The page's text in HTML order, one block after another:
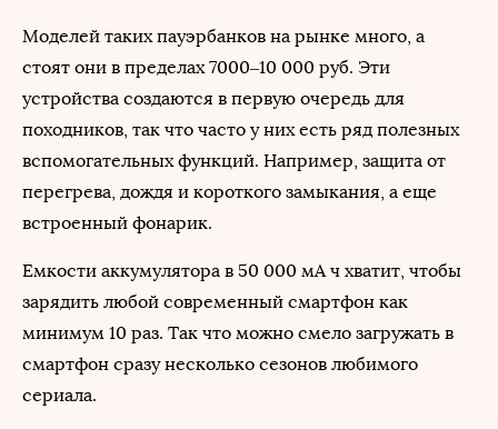
Моделей таких пауэрбанков на рынке много, а
стоят они в пределах 7000–10 000 руб. Эти
устройства создаются в первую очередь для
походников, так что часто у них есть ряд полезных
вспомогательных функций. Например, защита от
перегрева, дождя и короткого замыкания, а еще
встроенный фонарик.
Емкости аккумулятора в 50 000 мА ч хватит, чтобы
зарядить любой современный смартфон как
минимум 10 раз. Так что можно смело загружать в
смартфон сразу несколько сезонов любимого
сериала.